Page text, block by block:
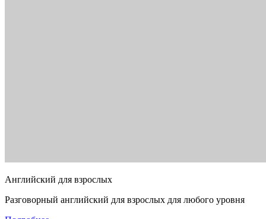
Английский для взрослых
Разговорный английский для взрослых для любого уровня